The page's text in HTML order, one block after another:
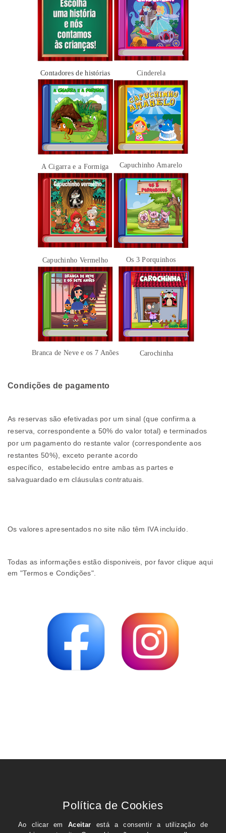
Contadores de histórias Cinderela
A Cigarra e a Formiga Capuchinho Amarelo
Capuchinho Vermelho Os 3 Porquinhos
Branca de Neve e os 7 Anões Carochinha
Condições de pagamento
As reservas são efetivadas por um sinal (que confirma a
reserva, correspondente a 50% do valor total) e terminados
por um pagamento do restante valor (correspondente aos
restantes 50%), exceto perante acordo
específico, estabelecido entre ambas as partes e
salvaguardado em cláusulas contratuais.
Os valores apresentados no site não têm IVA incluído.
Todas as informações estão disponiveis, por favor clique aqui
em "Termos e Condições".